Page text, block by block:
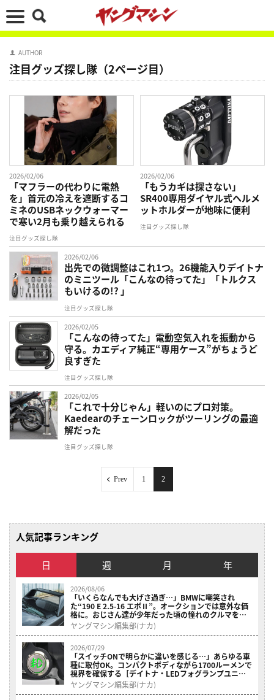
AUTHOR
注目グッズ探し隊（2ページ目）
2026/02/06
「マフラーの代わりに電熱
を」首元の冷えを遮断するコ
ミネのUSBネックウォーマー
で寒い2月も乗り越えられる
注目グッズ探し隊
2026/02/06
「もうカギは探さない」
SR400専用ダイヤル式ヘルメ
ットホルダーが地味に便利
注目グッズ探し隊
2026/02/06
出先での微調整はこれ1つ。26機能入りデイトナ
のミニツール「こんなの待ってた」「トルクス
もいけるの!? 」
注目グッズ探し隊
2026/02/05
「こんなの待ってた」電動空気入れを振動から
守る。カエディア純正“専用ケース”がちょうど
良すぎた
注目グッズ探し隊
2026/02/05
「これで十分じゃん」軽いのにプロ対策。
Kaedearのチェーンロックがツーリングの最適
解だった
注目グッズ探し隊
Prev 1 2
人気記事ランキング
日 週 月 年
2026/08/06
「いくらなんでも大げさ過ぎ…」BMWに嘲笑され
た“190 E 2.5-16 エボⅡ”。オークションでは意外な価
格に。おじさん達が少年だった頃の憧れのクルマを深
堀り（2ページ目）
ヤングマシン編集部(ナカ)
2026/07/29
「スイッチONで明らかに違いを感じる…」あらゆる車
種に取付OK。コンパクトボディながら1700ルーメンで
視界を確保する［デイトナ・LEDフォグランプユニッ
ト プレシャスレイ スモール］（2ページ目）
ヤングマシン編集部(ナカ)